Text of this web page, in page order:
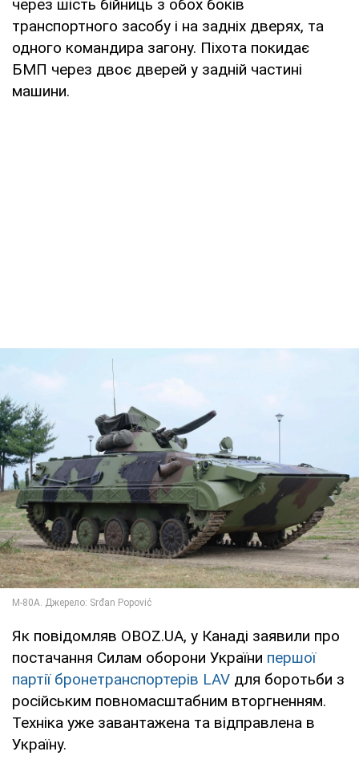
через шість бійниць з обох боків
транспортного засобу і на задніх дверях, та
одного командира загону. Піхота покидає
БМП через двоє дверей у задній частині
машини.
Як повідомляв OBOZ.UA, у Канаді заявили про
постачання Силам оборони України першої
партії бронетранспортерів LAV для боротьби з
російським повномасштабним вторгненням.
Техніка уже завантажена та відправлена в
Україну.